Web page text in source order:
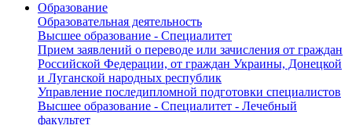
Образование
Образовательная деятельность
Высшее образование - Специалитет
Прием заявлений о переводе или зачисления от граждан
Российской Федерации, от граждан Украины, Донецкой
и Луганской народных республик
Управление последипломной подготовки специалистов
Высшее образование - Специалитет - Лечебный
факультет